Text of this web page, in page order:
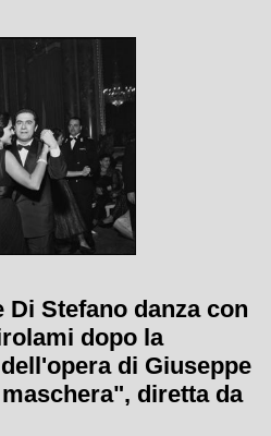
con la quale è
stagione lirica 1957-
Di Stefano danza con
dopo la
di Giuseppe
diretta da